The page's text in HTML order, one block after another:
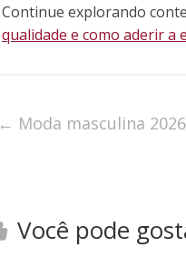
Continue explorando
qualidade e como aderir a
← Moda masculina
Você pode